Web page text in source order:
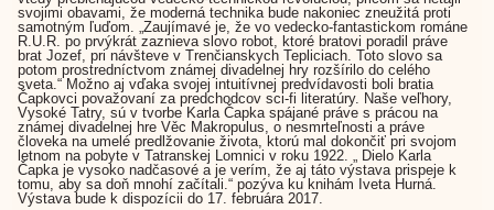
svojimi obavami, že moderná technika bude nakoniec zneužitá proti
samotným ľuďom. „Zaujímavé je, že vo vedecko-fantastickom románe
R.U.R. po prvýkrát zaznieva slovo robot, ktoré bratovi poradil práve
brat Jozef, pri návšteve v Trenčianskych Tepliciach. Toto slovo sa
potom prostredníctvom známej divadelnej hry rozšírilo do celého
sveta.“ Možno aj vďaka svojej intuitívnej predvídavosti boli bratia
Čapkovci považovaní za predchodcov sci-fi literatúry. Naše veľhory,
Vysoké Tatry, sú v tvorbe Karla Čapka spájané práve s prácou na
známej divadelnej hre Věc Makropulus, o nesmrteľnosti a práve
človeka na umelé predlžovanie života, ktorú mal dokončiť pri svojom
letnom na pobyte v Tatranskej Lomnici v roku 1922. „ Dielo Karla
Čapka je vysoko nadčasové a je verím, že aj táto výstava prispeje k
tomu, aby sa doň mnohí začítali.“ pozýva ku knihám Iveta Hurná.
Výstava bude k dispozícii do 17. februára 2017.